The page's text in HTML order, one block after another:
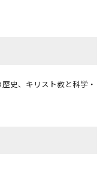
史、キリスト教と科学・